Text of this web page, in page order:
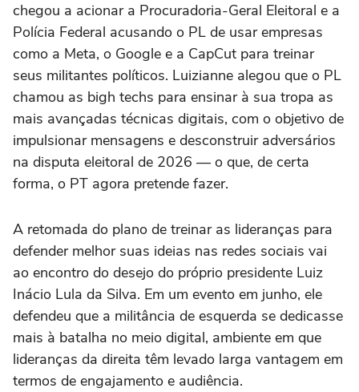
chegou a acionar a Procuradoria-Geral Eleitoral e a
Polícia Federal acusando o PL de usar empresas
como a Meta, o Google e a CapCut para treinar
seus militantes políticos. Luizianne alegou que o PL
chamou as bigh techs para ensinar à sua tropa as
mais avançadas técnicas digitais, com o objetivo de
impulsionar mensagens e desconstruir adversários
na disputa eleitoral de 2026 — o que, de certa
forma, o PT agora pretende fazer.
A retomada do plano de treinar as lideranças para
defender melhor suas ideias nas redes sociais vai
ao encontro do desejo do próprio presidente Luiz
Inácio Lula da Silva. Em um evento em junho, ele
defendeu que a militância de esquerda se dedicasse
mais à batalha no meio digital, ambiente em que
lideranças da direita têm levado larga vantagem em
termos de engajamento e audiência.